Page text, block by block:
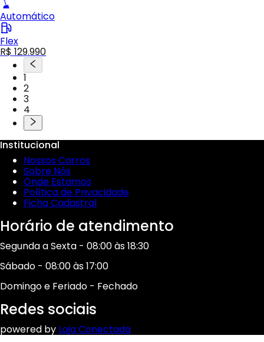
Automático
Flex
R$ 129.990
1
2
3
4
Institucional
Nossos Carros
Sobre Nós
Onde Estamos
Política de Privacidade
Ficha Cadastral
Horário de atendimento
Segunda a Sexta - 08:00 às 18:30
Sábado - 08:00 às 17:00
Domingo e Feriado - Fechado
Redes sociais
powered by Loja Conectada